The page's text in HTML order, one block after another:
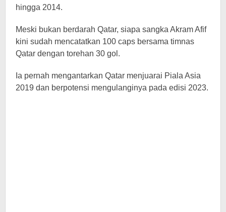
hingga 2014.
Meski bukan berdarah Qatar, siapa sangka Akram Afif
kini sudah mencatatkan 100 caps bersama timnas
Qatar dengan torehan 30 gol.
Ia pernah mengantarkan Qatar menjuarai Piala Asia
2019 dan berpotensi mengulanginya pada edisi 2023.